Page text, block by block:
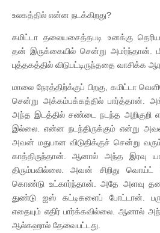
உலகத்தில் என்ன நடக்கிறது?
கமிட்டா தலையசைத்தபடி உனக்கு
தன் இருக்கையில் சென்று அமர்ந்தான்.
புத்தகத்தில் விடுபட்டிருந்ததை வாசிக்க
மாலை நேரத்திற்க்குப் பிறகு, கமிட்டா
சென்று அக்கம்பக்கத்தில் பார்த்தான்.
அந்த இடத்தில் சண்டை நடந்த அறிகுறி
இல்லை. என்ன நடந்திருக்கும் என்று
அவன் மதுபான விடுதிக்குச் சென்று
காத்திருந்தான். ஆனால் அந்த இரவு
திரும்பவில்லை. அவன் சிறிது வொய்ட்
கொண்டு உட்கார்ந்தான். அதே அளவு
துண்டு ஐஸ் கட்டிகளைப் போட்டான்.
எதையும் எதிர் பார்க்கவில்லை. ஆனால்
ஆல்கஹால் தேவைபட்டது.